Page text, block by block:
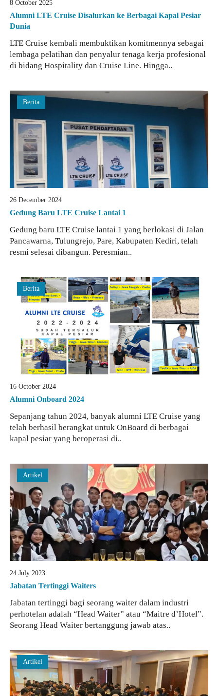
8 October 2025
Alumni LTE Cruise Disalurkan ke Berbagai Kapal Pesiar
Dunia
LTE Cruise kembali membuktikan komitmennya sebagai
lembaga pelatihan dan penyalur tenaga kerja profesional
di bidang Hospitality dan Cruise Line. Hingga..
Berita
26 December 2024
Gedung Baru LTE Cruise Lantai 1
Gedung baru LTE Cruise lantai 1 yang berlokasi di Jalan
Pancawarna, Tulungrejo, Pare, Kabupaten Kediri, telah
resmi selesai dibangun. Peresmian..
Berita
16 October 2024
Alumni Onboard 2024
Sepanjang tahun 2024, banyak alumni LTE Cruise yang
telah berhasil berangkat untuk OnBoard di berbagai
kapal pesiar yang beroperasi di..
Artikel
24 July 2023
Jabatan Tertinggi Waiters
Jabatan tertinggi bagi seorang waiter dalam industri
perhotelan adalah “Head Waiter” atau “Maitre d’Hotel”.
Seorang Head Waiter bertanggung jawab atas..
Artikel